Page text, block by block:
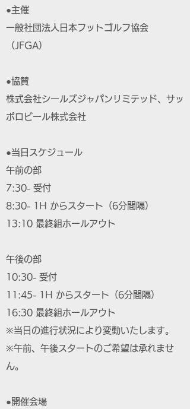
●主催
一般社団法人日本フットゴルフ協会
（JFGA）
●協賛
株式会社シールズジャパンリミテッド、サッ
ポロビール株式会社
●当日スケジュール
午前の部
7:30- 受付
8:30- 1H からスタート（6分間隔）
13:10 最終組ホールアウト
午後の部
10:30- 受付
11:45- 1H からスタート（6分間隔）
16:30 最終組ホールアウト
※当日の進行状況により変動いたします。
※午前、午後スタートのご希望は承れませ
ん。
●開催会場